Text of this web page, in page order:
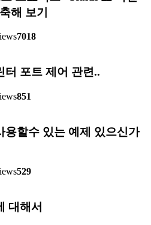
해 보기
7018
터 포트 제어 관련..
851
용할수 있는 예제 있으신가
529
대해서